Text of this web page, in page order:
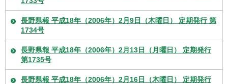
長野県報 平成18年（2006年）2月9日（木曜日） 定期発行 第
1734号
長野県報 平成18年（2006年）2月13日（月曜日） 定期発行
第1735号
長野県報 平成18年（2006年）2月16日（木曜日） 定期発行